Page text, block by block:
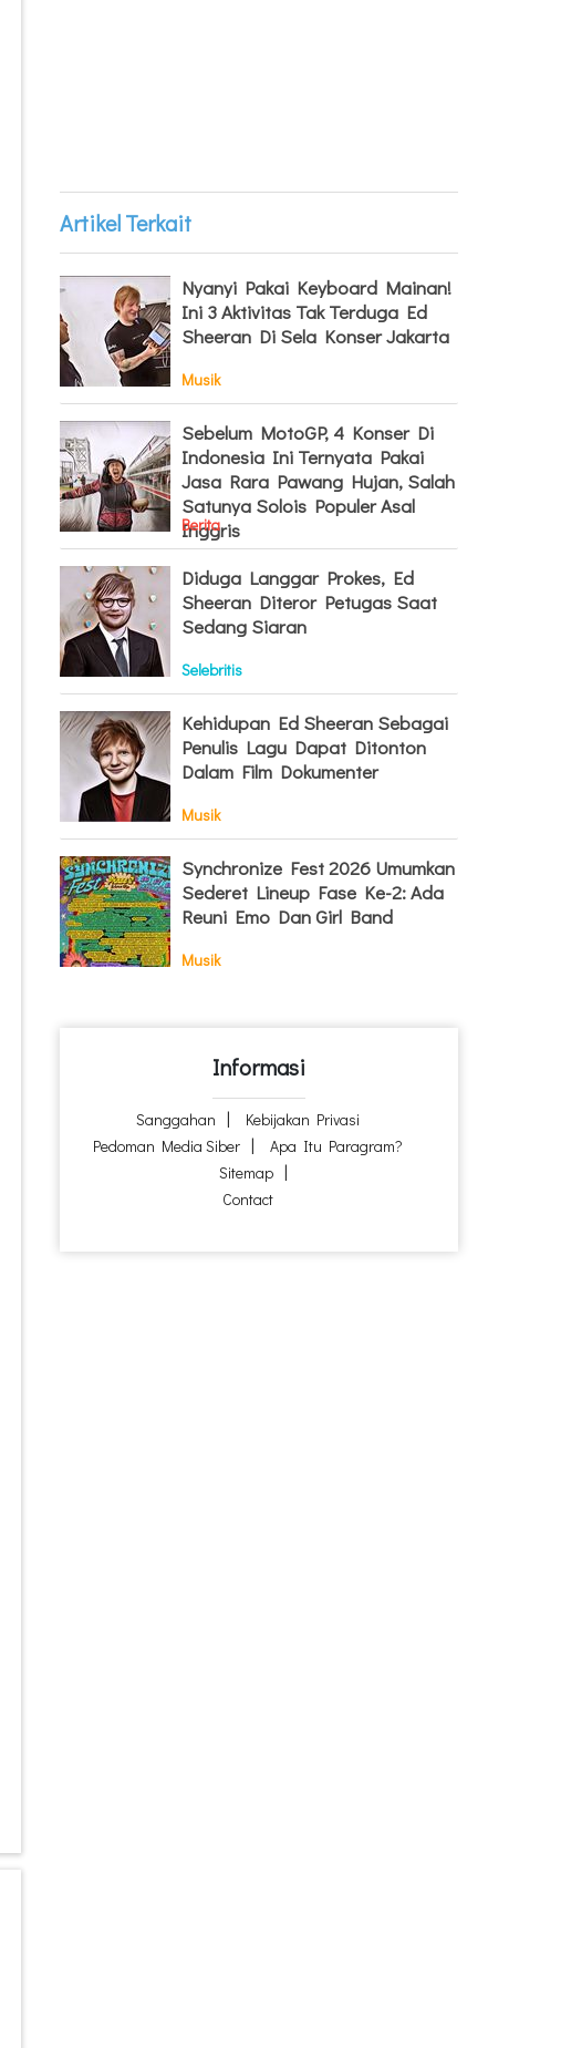
Artikel Terkait
Nyanyi Pakai Keyboard Mainan!
Ini 3 Aktivitas Tak Terduga Ed
Sheeran Di Sela Konser Jakarta
Musik
Sebelum MotoGP, 4 Konser Di
Indonesia Ini Ternyata Pakai
Jasa Rara Pawang Hujan, Salah
Satunya Solois Populer Asal
Inggris
Berita
Diduga Langgar Prokes, Ed
Sheeran Diteror Petugas Saat
Sedang Siaran
Selebritis
Kehidupan Ed Sheeran Sebagai
Penulis Lagu Dapat Ditonton
Dalam Film Dokumenter
Musik
Synchronize Fest 2026 Umumkan
Sederet Lineup Fase Ke-2: Ada
Reuni Emo Dan Girl Band
Musik
Informasi
Sanggahan
Kebijakan Privasi
Pedoman Media Siber
Apa Itu Paragram?
Sitemap
Contact